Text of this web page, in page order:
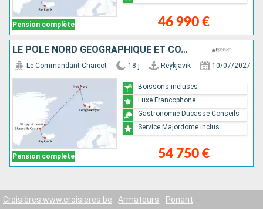
Pension complète 46 990 €
LE PÔLE NORD GÉOGRAPHIQUE ET CÔTE EST DU GROENLAND
Pension complète
Le Commandant Charcot 18 j Reykjavik 10/07/2027
54 750 €
Boissons incluses
Luxe Francophone
Gastronomie Ducasse Conseils
Service Majordome inclus
Croisières www.croisieres.be Armateurs
Ponant